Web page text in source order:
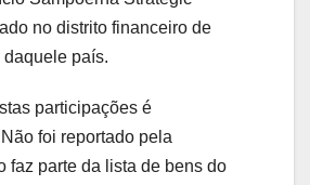
no distrito financeiro de
país.
participações é
foi reportado pela
faz parte da lista de bens do